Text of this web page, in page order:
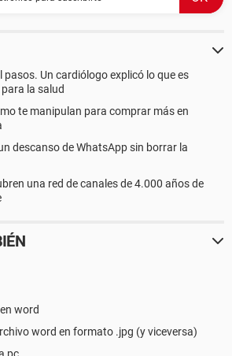
pasos. Un cardiólogo explicó lo que es
la salud
te manipulan para comprar más en
descanso de WhatsApp sin borrar la
una red de canales de 4.000 años de
word
word en formato .jpg (y viceversa)